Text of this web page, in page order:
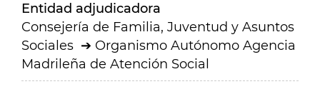
Entidad adjudicadora
Consejería de Familia, Juventud y Asuntos
Sociales
Organismo Autónomo Agencia
Madrileña de Atención Social